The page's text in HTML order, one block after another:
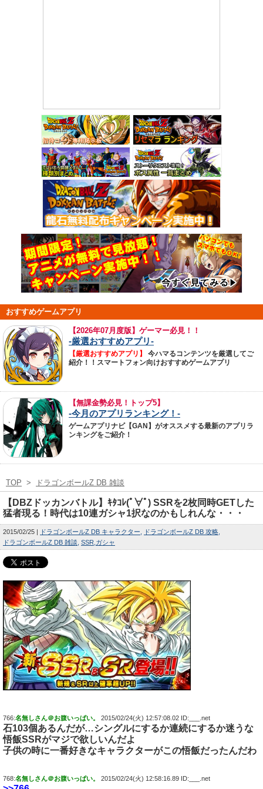
おすすめゲームアプリ
【2026年07月度版】ゲーマー必見！！
-厳選おすすめアプリ-
【厳選おすすめアプリ】
今ハマるコンテンツを厳選してご
紹介！！スマートフォン向けおすすめゲームアプリ
【無課金勢必見！トップ5】
-今月のアプリランキング！-
ゲームアプリナビ【GAN】がオススメする最新のアプリラ
ンキングをご紹介！
TOP > ドラゴンボールZ DB 雑談
【DBZドッカンバトル】ｷﾀｺﾚ(ﾟ∀ﾟ) SSRを2枚同時GETした
猛者現る！時代は10連ガシャ1択なのかもしれんな・・・
2015/02/25 ドラゴンボールZ DB キャラクター
ドラゴンボールZ DB 攻略
ドラゴンボールZ DB 雑談 SSR ガシャ
766:名無しさん＠お腹いっぱい。 2015/02/24(火) 12:57:08.02 ID:___.net
石103個あるんだが…シングルにするか連続にするか迷うな
悟飯SSRがマジで欲しいんだよ
子供の時に一番好きなキャラクターがこの悟飯だったんだわ
768:名無しさん＠お腹いっぱい。 2015/02/24(火) 12:58:16.89 ID:___.net